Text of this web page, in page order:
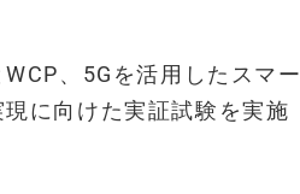
、5Gを活用したスマー
現に向けた実証試験を実施